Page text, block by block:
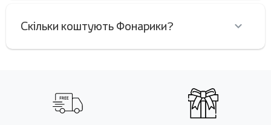
Скільки коштують Фонарики?